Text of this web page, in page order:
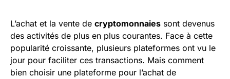
L’achat et la vente de cryptomonnaies sont devenus
des activités de plus en plus courantes. Face à cette
popularité croissante, plusieurs plateformes ont vu le
jour pour faciliter ces transactions. Mais comment
bien choisir une plateforme pour l’achat de